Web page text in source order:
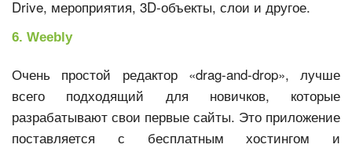
Drive, мероприятия, 3D-объекты, слои и другое.
6. Weebly
Очень простой редактор «drag-and-drop», лучше
всего подходящий для новичков, которые
разрабатывают свои первые сайты. Это приложение
поставляется с бесплатным хостингом и